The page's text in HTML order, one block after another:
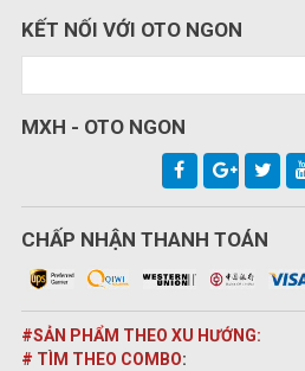
KẾT NỐI VỚI OTO NGON
MXH - OTO NGON
CHẤP NHẬN THANH TOÁN
#SẢN PHẨM THEO XU HƯỚNG:
# TÌM THEO COMBO: